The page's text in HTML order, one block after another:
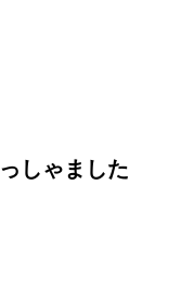
しゃました